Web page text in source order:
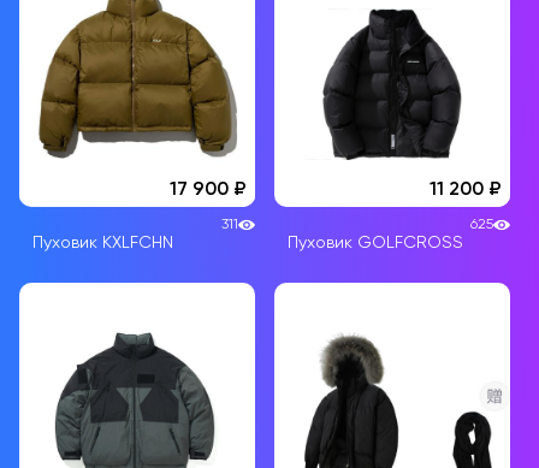
17 900
Пуховик KXLFCHN
311
11 200
Пуховик GOLFCROSS
625